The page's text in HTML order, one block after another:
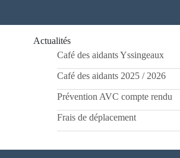
Actualités
Café des aidants Yssingeaux
Café des aidants 2025 / 2026
Prévention AVC compte rendu
Frais de déplacement